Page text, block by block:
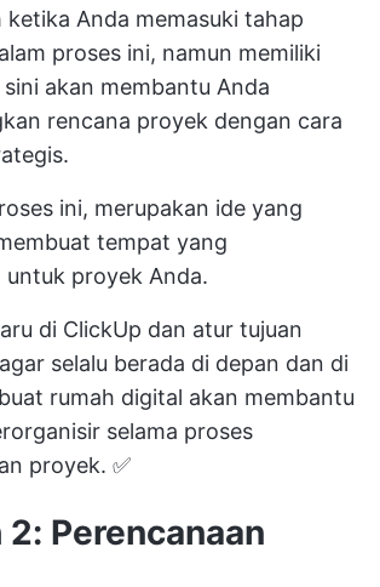
ketika Anda memasuki tahap
proses ini, namun memiliki
akan membantu Anda
rencana proyek dengan cara
ini, merupakan ide yang
tempat yang
untuk proyek Anda.
di ClickUp dan atur tujuan
selalu berada di depan dan di
rumah digital akan membantu
selama proses
proyek. ✅
2: Perencanaan